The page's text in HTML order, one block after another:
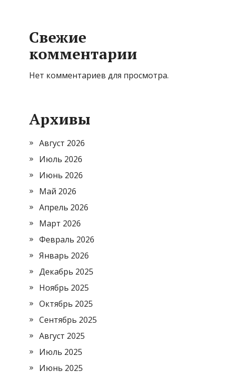
Свежие
комментарии
Нет комментариев для просмотра.
Архивы
Август 2026
Июль 2026
Июнь 2026
Май 2026
Апрель 2026
Март 2026
Февраль 2026
Январь 2026
Декабрь 2025
Ноябрь 2025
Октябрь 2025
Сентябрь 2025
Август 2025
Июль 2025
Июнь 2025